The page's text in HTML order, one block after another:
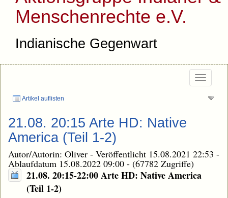
Menschenrechte e.V.
Indianische Gegenwart
Artikel auflisten
21.08. 20:15 Arte HD: Native
America (Teil 1-2)
Autor/Autorin: Oliver - Veröffentlicht 15.08.2021 22:53 -
Ablaufdatum 15.08.2022 09:00 - (67782 Zugriffe)
21.08. 20:15-22:00 Arte HD: Native America
(Teil 1-2)